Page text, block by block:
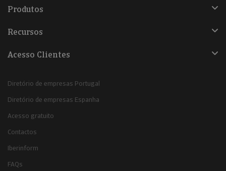
Produtos
Recursos
Acesso Clientes
Diretório de empresas Portugal
Diretório de empresas Espanha
Acesso gratuito
Contactos
Iberinform
FAQs